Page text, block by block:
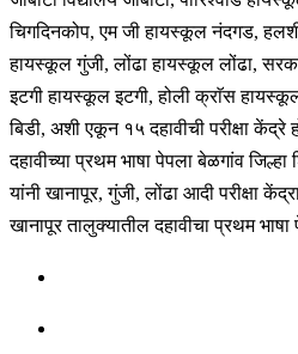
चिगदिनकोप, एम जी हायस्कूल नंदगड,
हायस्कूल गुंजी, लोंढा हायस्कूल लोंढा,
इटगी हायस्कूल इटगी, होली क्राॅस
बिडी, अशी एकून १५ दहावीची परीक्षा केंद्रे
दहावीच्या प्रथम भाषा पेपला बेळगांव
यांनी खानापूर, गुंजी, लोंढा आदी परीक्षा
खानापूर तालुक्यातील दहावीचा प्रथम